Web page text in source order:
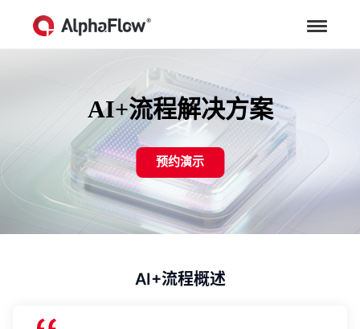
AI+流程解决方案
预约演示
AI+流程概述